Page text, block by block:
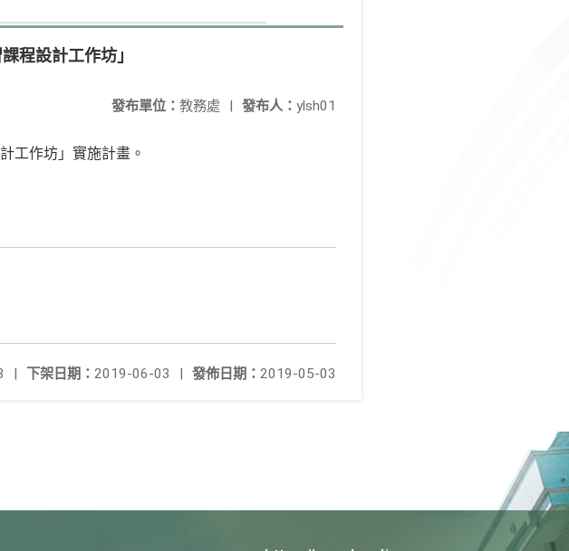
程設計工作坊」
發布人： ylsh01
發布單位： 教務處 |
工作坊」實施計畫。
發佈日期： 2019-05-03
下架日期： 2019-06-03 |
|